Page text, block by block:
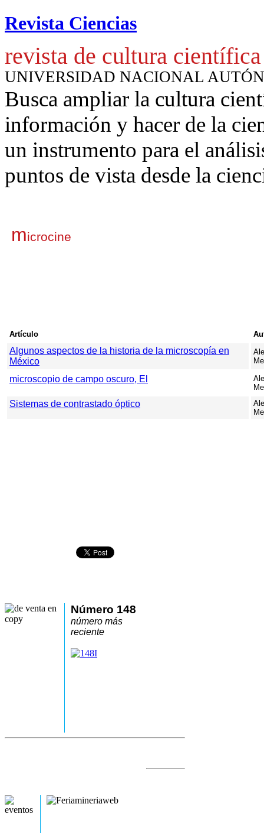
Revista Ciencias
revista de cultura científica
UNIVERSIDAD NACIONAL
Busca ampliar la cultura
información y hacer de la
un instrumento para el
puntos de vista desde la
microcine
Artículo
Algunos aspectos de la historia de la microscopía en
México
microscopio de campo oscuro, El
Sistemas de contrastado óptico
Número 148
número más
reciente